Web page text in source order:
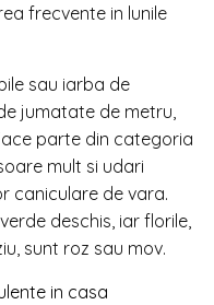
frecvente in lunile
sau iarba de
jumatate de metru,
parte din categoria
mult si udari
caniculare de vara.
deschis, iar florile,
sunt roz sau mov.
in casa